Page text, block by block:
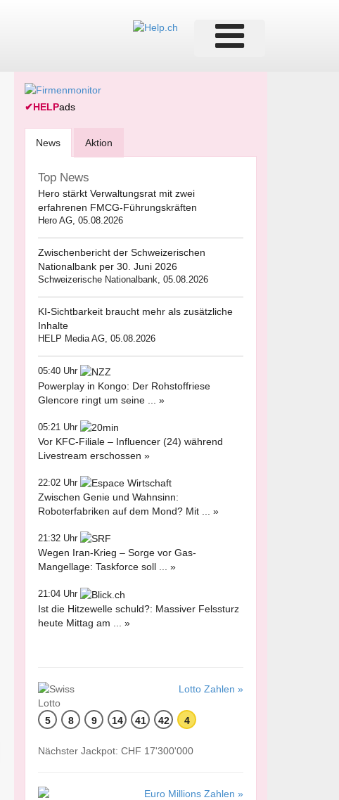
✔HELPads
News Aktion
Top News
Hero stärkt Verwaltungsrat mit zwei
erfahrenen FMCG-Führungskräften
Hero AG, 05.08.2026
Zwischenbericht der Schweizerischen
Nationalbank per 30. Juni 2026
Schweizerische Nationalbank, 05.08.2026
KI-Sichtbarkeit braucht mehr als zusätzliche
Inhalte
HELP Media AG, 05.08.2026
05:40 Uhr
Powerplay in Kongo: Der Rohstoffriese
Glencore ringt um seine ... »
05:21 Uhr
Vor KFC-Filiale – Influencer (24) während
Livestream erschossen »
22:02 Uhr
Zwischen Genie und Wahnsinn:
Roboterfabriken auf dem Mond? Mit ... »
21:32 Uhr
Wegen Iran-Krieg – Sorge vor Gas-
Mangellage: Taskforce soll ... »
21:04 Uhr
Ist die Hitzewelle schuld?: Massiver Felssturz
heute Mittag am ... »
Lotto Zahlen »
5 8 9 14 41 42 4
Nächster Jackpot: CHF 17'300'000
Euro Millions Zahlen »